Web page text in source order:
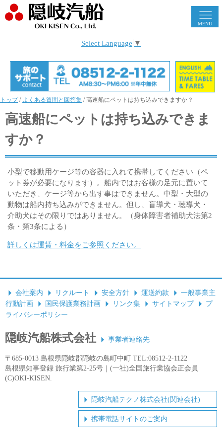
MENU
Select Language ▼
トップ/ よくある質問と回答集 /高速船にペットは持ち込みできますか？
高速船にペットは持ち込みできま
すか？
小型で移動用ケージ等の容器に入れて携帯してください（ペ
ット券が必要になります）。船内ではお客様の足元に置いて
いただき、ケージ等から出す事はできません。中型・大型の
動物は船内持ち込みができません。但し、盲導犬・聴導犬・
介助犬はその限りではありません。（身体障害者補助犬法第2
条・第3条による）
詳しくは運賃・料金をご参照ください。
会社案内 リクルート 安全方針 運送約款
一般事業主
行動計画
国民保護業務計画 リンク集 サイトマップ
プ
ライバシーポリシー
隠岐汽船株式会社 事業者連絡先
〒685-0013 島根県隠岐郡隠岐の島町中町 TEL:08512-2-1122
島根県知事登録 旅行業第2-25号｜(一社)全国旅行業協会正会員
(C)OKI-KISEN.
隠岐汽船テクノ株式会社(関連会社)
携帯電話サイトのご案内